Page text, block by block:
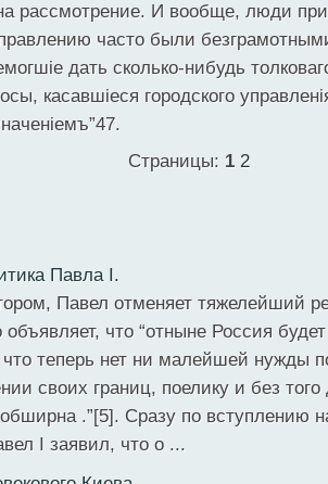
рассмотрение. И вообще, люди
часто были
дать сколько-нибудь
касавшiеся городского
Страницы: 1 2
Павла I.
Павел отменяет тяжелейший
объявляет, что “отны­не Россия
что теперь нет ни малейшей нужды
своих границ, поелику и без
.”[5]. Сразу по вступлению
I заявил, что о ...